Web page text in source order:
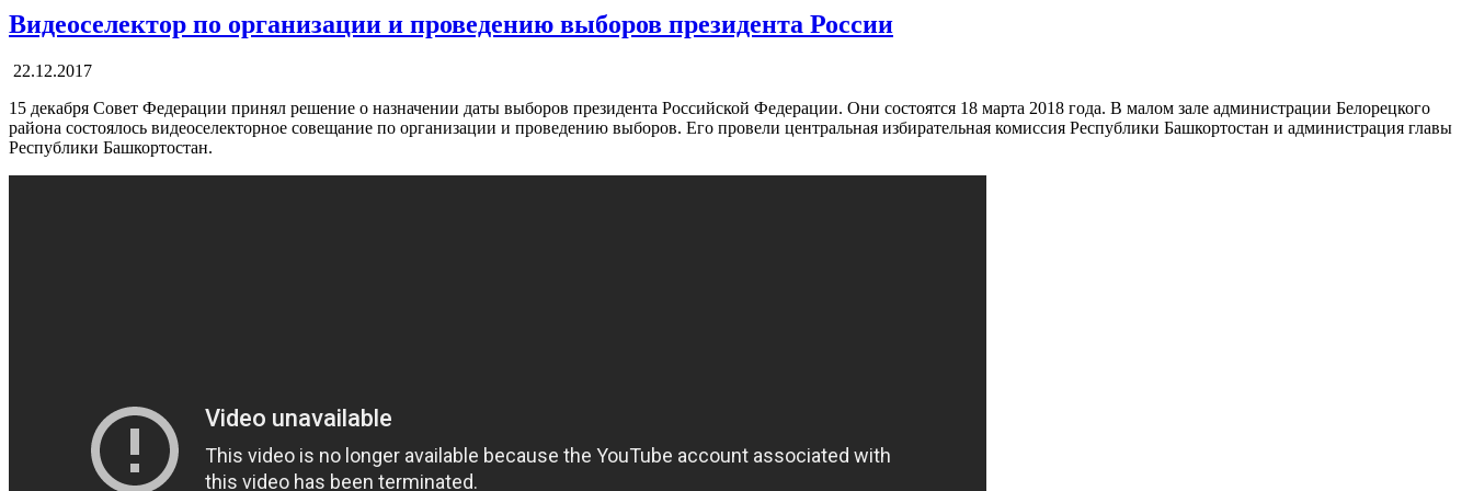
Видеоселектор по организации и проведению выборов президента России
22.12.2017
15 декабря Совет Федерации принял решение о назначении даты выборов президента Российской Федерации. Они состоятся 18 марта 2018 года. В малом зале администрации Белорецкого
района состоялось видеоселекторное совещание по организации и проведению выборов. Его провели центральная избирательная комиссия Республики Башкортостан и администрация главы
Республики Башкортостан.